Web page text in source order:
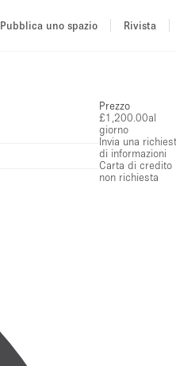
Pubblica uno spazio Rivista
Prezzo
£1,200.00al
giorno
Invia una
di informazioni
Carta di credito
non richiesta